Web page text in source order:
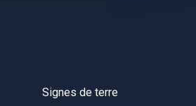
Signes de terre